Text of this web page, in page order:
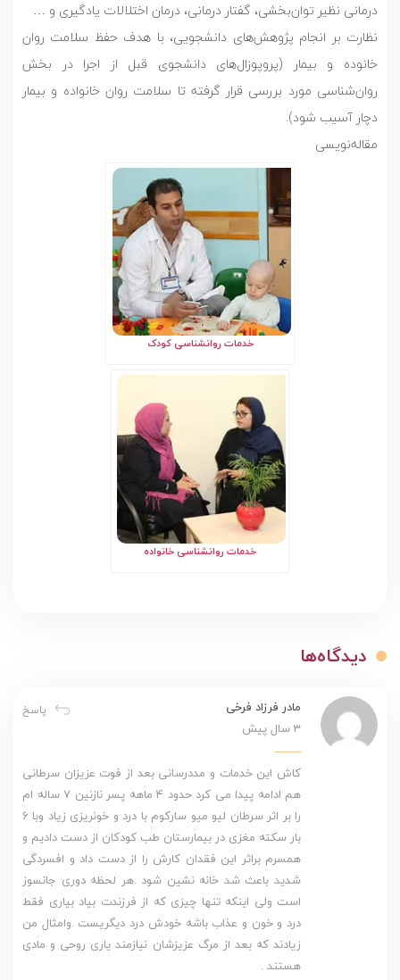
درمانی نظیر توان‌بخشی، گفتار درمانی، درمان اختلالات یادگیری و …
نظارت بر انجام پژوهش‌های دانشجویی، با هدف حفظ سلامت روان
خانوده و بیمار (پروپوزال‌های دانشجوی قبل از اجرا در بخش
روان‌شناسی مورد بررسی قرار گرفته تا سلامت روان خانواده و بیمار
دچار آسیب شود).
مقاله‌نویسی
خدمات روانشناسی کودک
خدمات روانشناسی خانواده
دیدگاه‌ها
پاسخ
مادر فرزاد فرخی
3 سال پیش
کاش این خدمات و مددرسانی بعد از فوت عزیزان سرطانی
هم ادامه پیدا می کرد حدود 4 ماهه پسر نازنین 7 ساله ام
را بر اثر سرطان لیو میو سارکوم با درد و خونریزی زیاد وبا 6
بار سکته مغزی در بیمارستان طب کودکان از دست دادیم و
همسرم براثر این فقدان کارش را از دست داد و افسردگی
شدید باعث شد خانه نشین شود .هر لحظه دوری جانسوز
است ولی اینکه تنها چیزی که از فرزندت بیاد بیاری فقط
درد و خون و عذاب باشه خودش درد دیگریست .وامثال من
زیادند که بعد از مرگ عزیزشان نیازمند یاری روحی و مادی
هستند .